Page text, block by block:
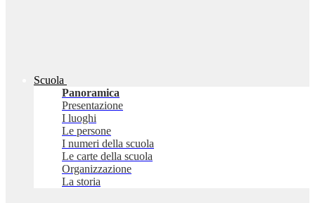
Scuola
Panoramica
Presentazione
I luoghi
Le persone
I numeri della scuola
Le carte della scuola
Organizzazione
La storia